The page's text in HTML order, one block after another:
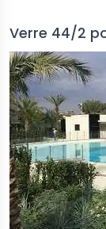
Verre 44/2